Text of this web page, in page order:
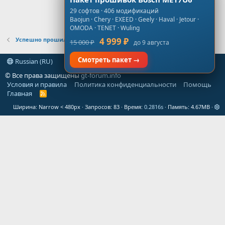
Успешно прошил. Хочу поделиться.
Russian (RU)
© Все права защищеныgt-forum.info
Условия и правила
Политика конфиденциальности
Помощь
Главная
R
S
Ширина Запросов 83 Время 0.2816s Память 4.67MB
29 софтов · 406 модификаций
Baojun · Chery · EXEED · Geely · Haval · Jetour ·
OMODA · TENET · Wuling
15 000 ₽ 4 999 ₽ до 9 августа
Смотреть пакет →